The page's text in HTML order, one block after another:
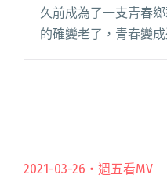
久前成為了一支青春
的確變老了，青春變
敘述起直來直往的情
2021-03-26・ 週五看MV